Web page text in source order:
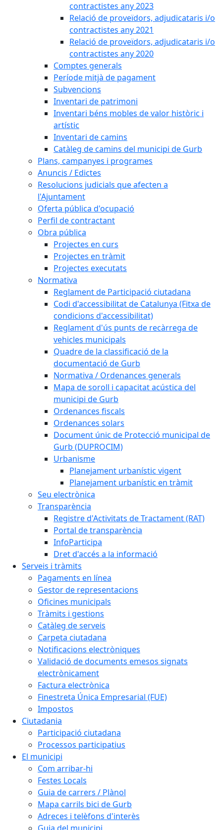
contractistes any 2023
Relació de proveïdors, adjudicataris i/o
contractistes any 2021
Relació de proveïdors, adjudicataris i/o
contractistes any 2020
Comptes generals
Període mitjà de pagament
Subvencions
Inventari de patrimoni
Inventari béns mobles de valor històric i
artístic
Inventari de camins
Catàleg de camins del municipi de Gurb
Plans, campanyes i programes
Anuncis / Edictes
Resolucions judicials que afecten a
l'Ajuntament
Oferta pública d'ocupació
Perfil de contractant
Obra pública
Projectes en curs
Projectes en tràmit
Projectes executats
Normativa
Reglament de Participació ciutadana
Codi d'accessibilitat de Catalunya (Fitxa de
condicions d'accessibilitat)
Reglament d'ús punts de recàrrega de
vehicles municipals
Quadre de la classificació de la
documentació de Gurb
Normativa / Ordenances generals
Mapa de soroll i capacitat acústica del
municipi de Gurb
Ordenances fiscals
Ordenances solars
Document únic de Protecció municipal de
Gurb (DUPROCIM)
Urbanisme
Planejament urbanístic vigent
Planejament urbanístic en tràmit
Seu electrònica
Transparència
Registre d'Activitats de Tractament (RAT)
Portal de transparència
InfoParticipa
Dret d'accés a la informació
Serveis i tràmits
Pagaments en línea
Gestor de representacions
Oficines municipals
Tràmits i gestions
Catàleg de serveis
Carpeta ciutadana
Notificacions electròniques
Validació de documents emesos signats
electrònicament
Factura electrònica
Finestreta Única Empresarial (FUE)
Impostos
Ciutadania
Participació ciutadana
Processos participatius
El municipi
Com arribar-hi
Festes Locals
Guia de carrers / Plànol
Mapa carrils bici de Gurb
Adreces i telèfons d'interès